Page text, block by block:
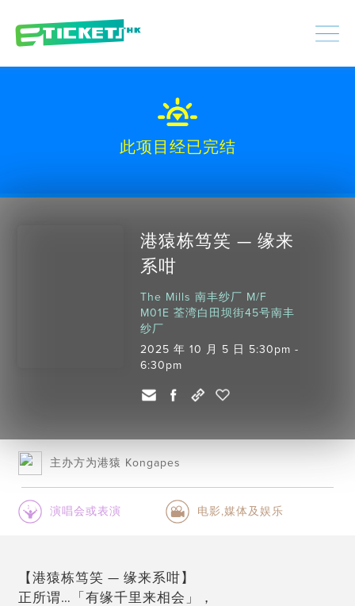
此项目经已完结
港猿栋笃笑 — 缘来
系咁
The Mills 南丰纱厂 M/F
M01E 荃湾白田坝街45号南丰
纱厂
2025 年 10 月 5 日 5:30pm -
6:30pm
主办方为港猿 Kongapes
演唱会或表演 电影,媒体及娱乐
【港猿栋笃笑 — 缘来系咁】
正所谓…「有缘千里来相会」，